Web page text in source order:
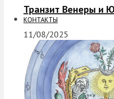
КОНТАКТЫ
Транзит Венеры и
11/08/2025